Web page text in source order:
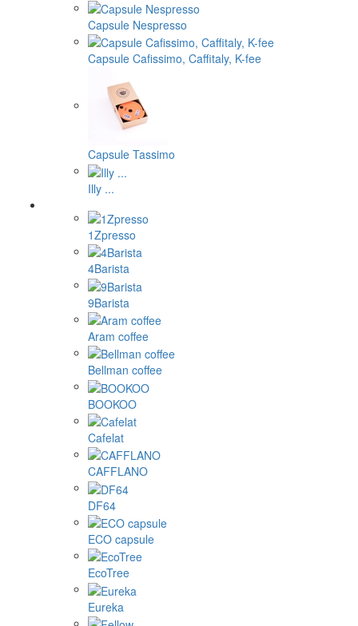
Capsule Nespresso
Capsule Cafissimo, Caffitaly, K-fee
Capsule Tassimo
Illy ...
1Zpresso
4Barista
9Barista
Aram coffee
Bellman coffee
BOOKOO
Cafelat
CAFFLANO
DF64
ECO capsule
EcoTree
Eureka